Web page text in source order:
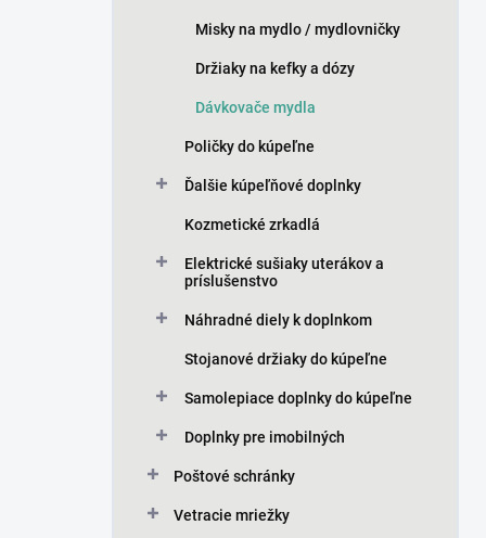
Misky na mydlo / mydlovničky
Držiaky na kefky a dózy
Dávkovače mydla
Poličky do kúpeľne
Ďalšie kúpeľňové doplnky
Kozmetické zrkadlá
Elektrické sušiaky uterákov a
príslušenstvo
Náhradné diely k doplnkom
Stojanové držiaky do kúpeľne
Samolepiace doplnky do kúpeľne
Doplnky pre imobilných
Poštové schránky
Vetracie mriežky